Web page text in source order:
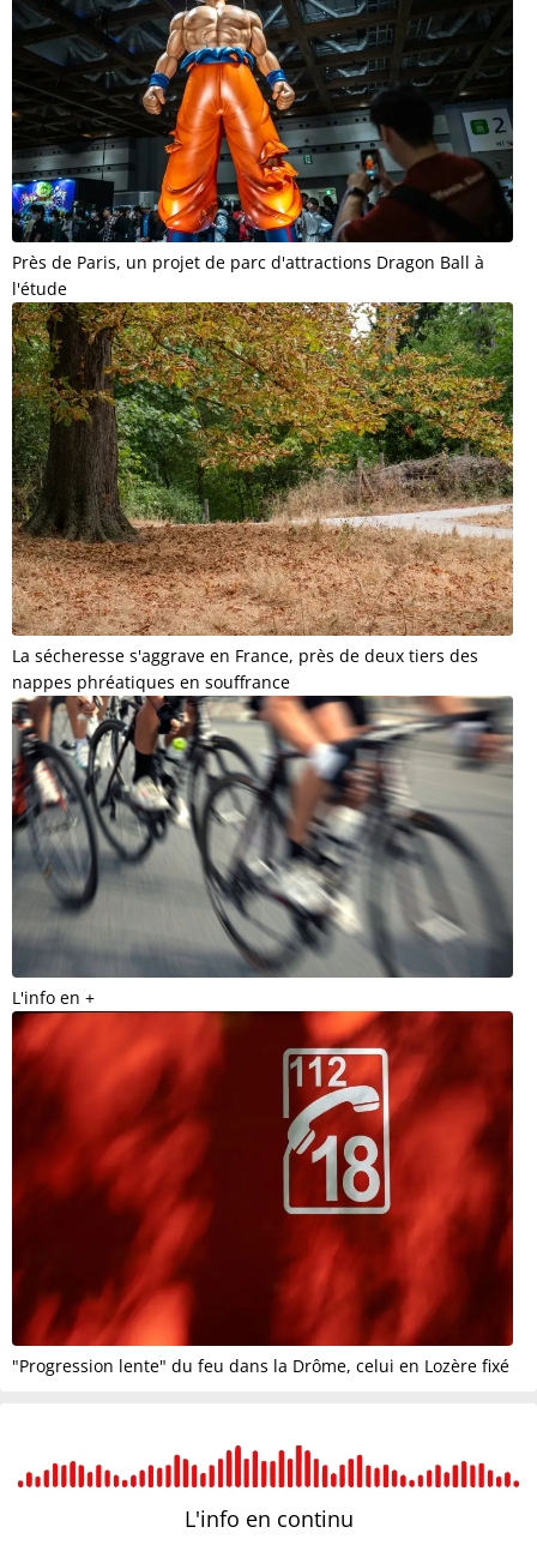
Près de Paris, un projet de parc d'attractions Dragon Ball à
l'étude
La sécheresse s'aggrave en France, près de deux tiers des
nappes phréatiques en souffrance
L'info en +
"Progression lente" du feu dans la Drôme, celui en Lozère fixé
L'info en continu